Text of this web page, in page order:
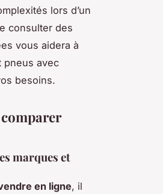
lors d’un
consulter des
vous aidera à
pneus avec
besoins.
marques et
en ligne, il